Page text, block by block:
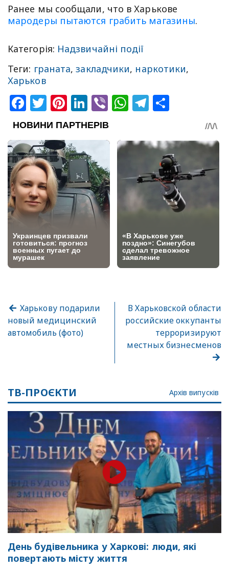
Ранее мы сообщали, что в Харькове
мародеры пытаются грабить магазины.
Категорія: Надзвичайні події
Теги: граната,закладчики, наркотики,
Харьков
Facebook
Twitter
Pinterest
LinkedIn
ViberWhatsApp
Telegram
Харькову подарили
новый медицинский
автомобиль (фото)
В Харьковской области
российские оккупанты
терроризируют
местных бизнесменов
ТВ-ПРОЄКТИ Архів випусків
День будівельника у Харкові: люди, які
повертають місту життя